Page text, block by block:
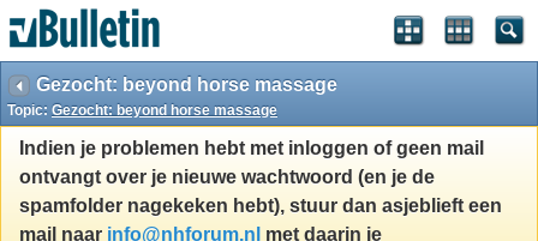
Gezocht: beyond horse massage
Topic: Gezocht: beyond horse massage
Indien je problemen hebt met inloggen of geen mail
ontvangt over je nieuwe wachtwoord (en je de
spamfolder nagekeken hebt), stuur dan asjeblieft een
mail naar info@nhforum.nl met daarin je